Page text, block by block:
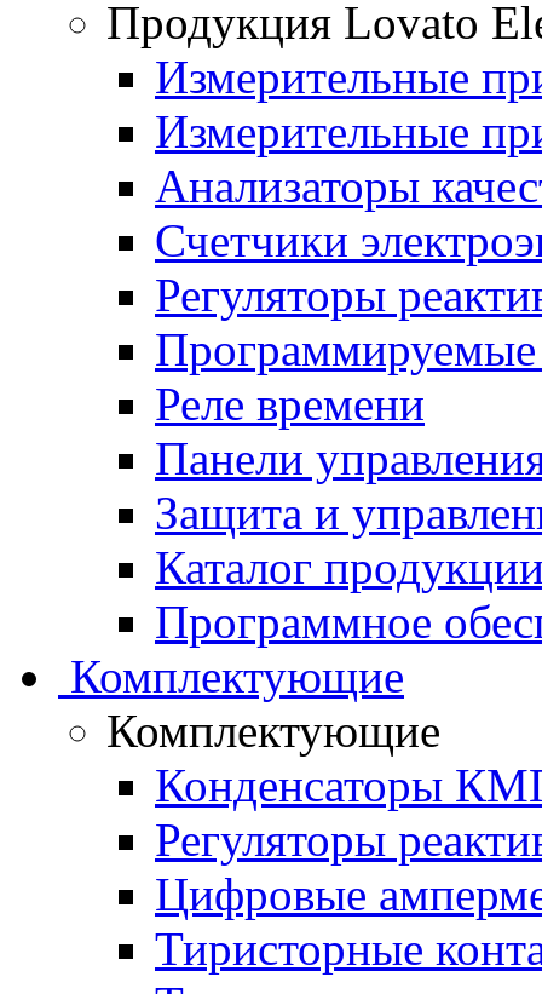
Продукция Lovato
Измерительные
Измерительные
Анализаторы
Счетчики
Регуляторы
Программируемые
Реле времени
Панели
Защита и
Каталог
Программное
Комплектующие
Комплектующие
Конденсаторы
Регуляторы
Цифровые
Тиристорные